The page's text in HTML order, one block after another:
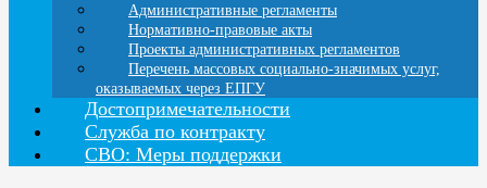
Административные регламенты
Нормативно-правовые акты
Проекты административных регламентов
Перечень массовых социально-значимых услуг,
оказываемых через ЕПГУ
Достопримечательности
Служба по контракту
СВО: Меры поддержки